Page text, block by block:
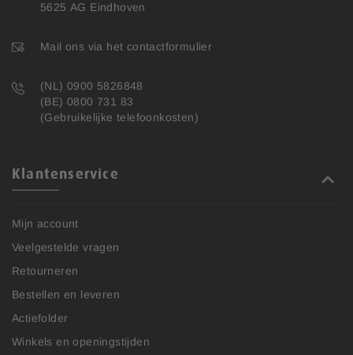
5625 AG Eindhoven
Mail ons via het contactformulier
(NL) 0900 5826848
(BE) 0800 731 83
(Gebruikelijke telefoonkosten)
Klantenservice
Mijn account
Veelgestelde vragen
Retourneren
Bestellen en leveren
Actiefolder
Winkels en openingstijden